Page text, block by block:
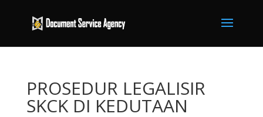
PROSEDUR LEGALISIR
SKCK DI KEDUTAAN